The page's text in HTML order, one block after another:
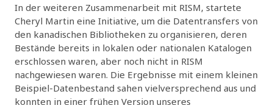
In der weiteren Zusammenarbeit mit RISM, startete
Cheryl Martin eine Initiative, um die Datentransfers von
den kanadischen Bibliotheken zu organisieren, deren
Bestände bereits in lokalen oder nationalen Katalogen
erschlossen waren, aber noch nicht in RISM
nachgewiesen waren. Die Ergebnisse mit einem kleinen
Beispiel-Datenbestand sahen vielversprechend aus und
konnten in einer frühen Version unseres